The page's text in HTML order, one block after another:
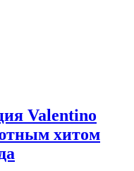
Valentino
хитом